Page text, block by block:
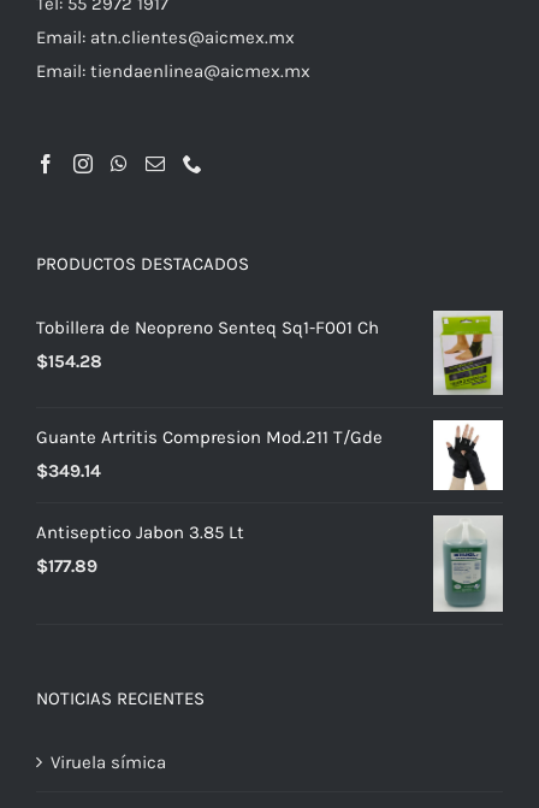
Email: atn.clientes@aicmex.mx
Email: tiendaenlinea@aicmex.mx
PRODUCTOS DESTACADOS
Tobillera de Neopreno Senteq Sq1-F001 Ch
$154.28
Guante Artritis Compresion Mod.211 T/Gde
$349.14
Antiseptico Jabon 3.85 Lt
$177.89
NOTICIAS RECIENTES
Viruela símica